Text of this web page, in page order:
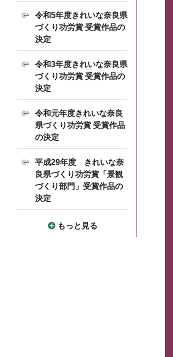
令和5年度きれいな奈良県
づくり功労賞 受賞作品の
決定
令和3年度きれいな奈良県
づくり功労賞 受賞作品の
決定
令和元年度きれいな奈良
県づくり功労賞 受賞作品
の決定
平成29年度 きれいな奈
良県づくり功労賞「景観
づくり部門」受賞作品の
決定
もっと見る